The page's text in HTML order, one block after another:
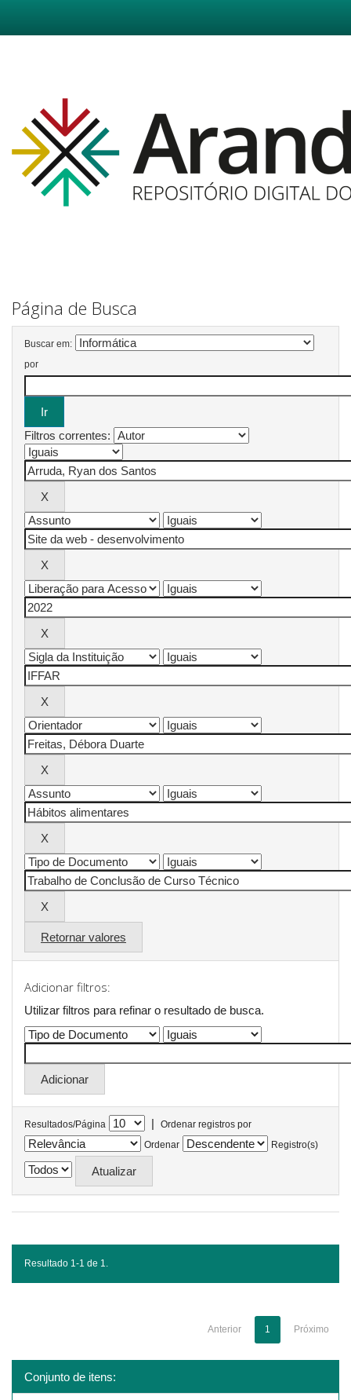
Página de Busca
Buscar em:
por
Filtros correntes:
Retornar valores
Adicionar filtros:
Utilizar filtros para refinar o resultado de busca.
Resultados/Página |
Ordenar registros por
Ordenar
Registro(s)
Resultado 1-1 de 1.
Anterior 1 Próximo
Conjunto de itens: